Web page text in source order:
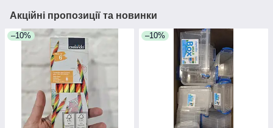
Акційні пропозиції та новинки
–10% –10%